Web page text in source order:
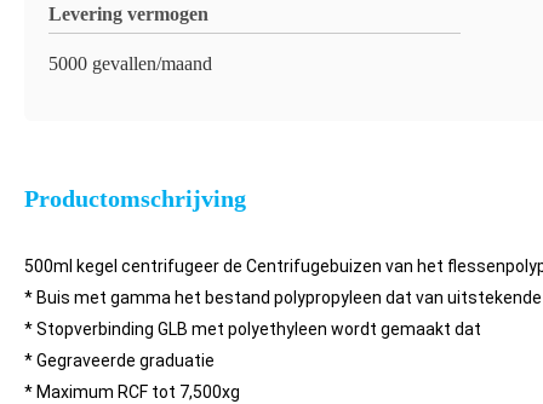
Levering vermogen
5000 gevallen/maand
Productomschrijving
500ml kegel centrifugeer de Centrifugebuizen van het
* Buis met gamma het bestand polypropyleen dat van
* Stopverbinding GLB met polyethyleen wordt gemaakt dat
* Gegraveerde graduatie
* Maximum RCF tot 7,500xg